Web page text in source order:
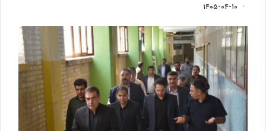
۱۴۰۵-۰۴-۱۰